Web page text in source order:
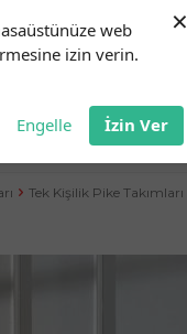
web
izin verin.
Engelle İzin Ver
×
YATAK ÖRTÜLERI
Tek Kişilik Pike Takımları